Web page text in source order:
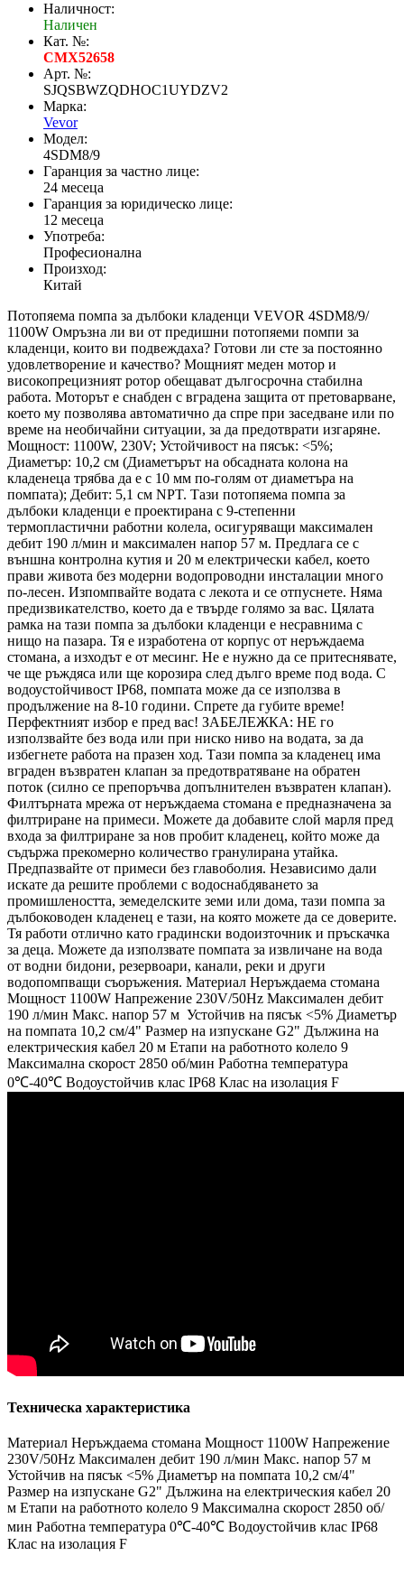
Наличност:
Наличен
Кат. №:
CMX52658
Арт. №:
SJQSBWZQDHOC1UYDZV2
Марка:
Vevor
Модел:
4SDM8/9
Гаранция за частно лице:
24 месеца
Гаранция за юридическо лице:
12 месеца
Употреба:
Професионална
Произход:
Китай
Потопяема помпа за дълбоки кладенци VEVOR 4SDM8/9/
1100W Омръзна ли ви от предишни потопяеми помпи за
кладенци, които ви подвеждаха? Готови ли сте за постоянно
удовлетворение и качество? Мощният меден мотор и
високопрецизният ротор обещават дългосрочна стабилна
работа. Моторът е снабден с вградена защита от претоварване,
което му позволява автоматично да спре при заседване или по
време на необичайни ситуации, за да предотврати изгаряне.
Мощност: 1100W, 230V; Устойчивост на пясък: <5%;
Диаметър: 10,2 см (Диаметърът на обсадната колона на
кладенеца трябва да е с 10 мм по-голям от диаметъра на
помпата); Дебит: 5,1 см NPT. Тази потопяема помпа за
дълбоки кладенци е проектирана с 9-степенни
термопластични работни колела, осигуряващи максимален
дебит 190 л/мин и максимален напор 57 м. Предлага се с
външна контролна кутия и 20 м електрически кабел, което
прави живота без модерни водопроводни инсталации много
по-лесен. Изпомпвайте водата с лекота и се отпуснете. Няма
предизвикателство, което да е твърде голямо за вас. Цялата
рамка на тази помпа за дълбоки кладенци е несравнима с
нищо на пазара. Тя е изработена от корпус от неръждаема
стомана, а изходът е от месинг. Не е нужно да се притеснявате,
че ще ръждяса или ще корозира след дълго време под вода. С
водоустойчивост IP68, помпата може да се използва в
продължение на 8-10 години. Спрете да губите време!
Перфектният избор е пред вас! ЗАБЕЛЕЖКА: НЕ го
използвайте без вода или при ниско ниво на водата, за да
избегнете работа на празен ход. Тази помпа за кладенец има
вграден възвратен клапан за предотвратяване на обратен
поток (силно се препоръчва допълнителен възвратен клапан).
Филтърната мрежа от неръждаема стомана е предназначена за
филтриране на примеси. Можете да добавите слой марля пред
входа за филтриране за нов пробит кладенец, който може да
съдържа прекомерно количество гранулирана утайка.
Предпазвайте от примеси без главоболия. Независимо дали
искате да решите проблеми с водоснабдяването за
промишлеността, земеделските земи или дома, тази помпа за
дълбоководен кладенец е тази, на която можете да се доверите.
Тя работи отлично като градински водоизточник и пръскачка
за деца. Можете да използвате помпата за извличане на вода
от водни бидони, резервоари, канали, реки и други
водопомпващи съоръжения. Материал Неръждаема стомана
Мощност 1100W Напрежение 230V/50Hz Максимален дебит
190 л/мин Макс. напор 57 м Устойчив на пясък <5% Диаметър
на помпата 10,2 см/4" Размер на изпускане G2" Дължина на
електрическия кабел 20 м Етапи на работното колело 9
Максимална скорост 2850 об/мин Работна температура
0℃-40℃ Водоустойчив клас IP68 Клас на изолация F
Техническа характеристика
Материал Неръждаема стомана Мощност 1100W Напрежение
230V/50Hz Максимален дебит 190 л/мин Макс. напор 57 м
Устойчив на пясък <5% Диаметър на помпата 10,2 см/4"
Размер на изпускане G2" Дължина на електрическия кабел 20
м Етапи на работното колело 9 Максимална скорост 2850 об/
мин Работна температура 0℃-40℃ Водоустойчив клас IP68
Клас на изолация F